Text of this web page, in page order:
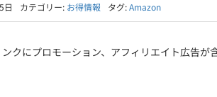
日 カテゴリー: お得情報 タグ:Amazon
クにプロモーション、アフィリエイト広告が